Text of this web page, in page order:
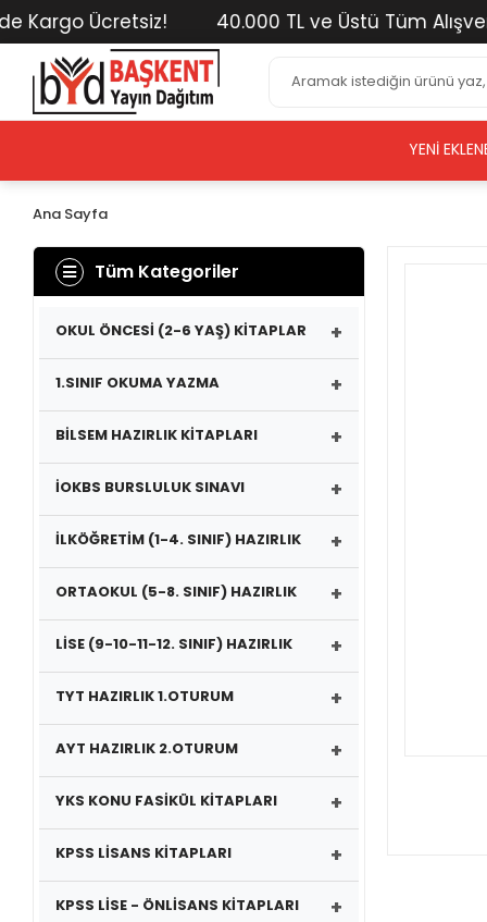
Ücretsiz! 40.000 TL ve Üstü Tüm
YENI
Ana Sayfa
Tüm Kategoriler
OKUL ÖNCESİ (2-6 YAŞ) KİTAPLAR +
1.SINIF OKUMA YAZMA +
BİLSEM HAZIRLIK KİTAPLARI +
İOKBS BURSLULUK SINAVI +
İLKÖĞRETİM (1-4. SINIF) HAZIRLIK +
ORTAOKUL (5-8. SINIF) HAZIRLIK +
LİSE (9-10-11-12. SINIF) HAZIRLIK +
TYT HAZIRLIK 1.OTURUM +
AYT HAZIRLIK 2.OTURUM +
YKS KONU FASİKÜL KİTAPLARI +
KPSS LİSANS KİTAPLARI +
KPSS LİSE - ÖNLİSANS KİTAPLARI +